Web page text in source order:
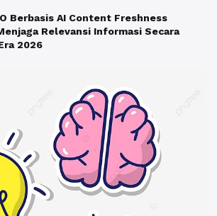
Berbasis AI Content Freshness
Relevansi Informasi Secara
2026